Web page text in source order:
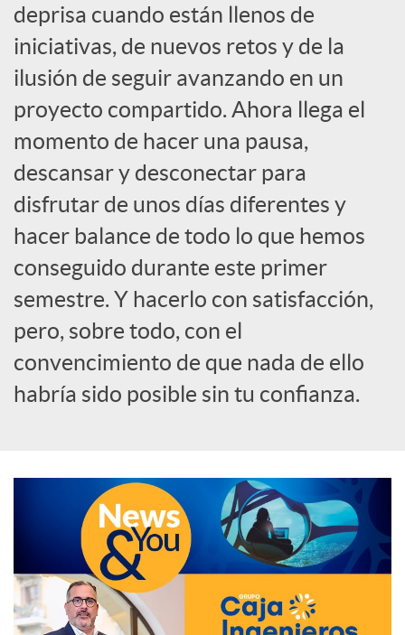
d
e
s
S
o
c
i
l
e
s
deprisa cuando están llenos de
iniciativas, de nuevos retos y de la
ilusión de seguir avanzando en un
proyecto compartido. Ahora llega el
momento de hacer una pausa,
descansar y desconectar para
disfrutar de unos días diferentes y
hacer balance de todo lo que hemos
conseguido durante este primer
semestre. Y hacerlo con satisfacción,
pero, sobre todo, con el
convencimiento de que nada de ello
habría sido posible sin tu confianza.